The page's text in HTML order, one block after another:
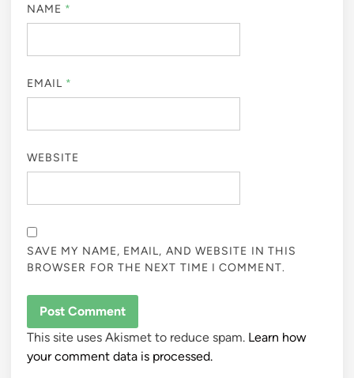
NAME *
EMAIL *
WEBSITE
SAVE MY NAME, EMAIL, AND WEBSITE IN THIS
BROWSER FOR THE NEXT TIME I COMMENT.
This site uses Akismet to reduce spam. Learn how
your comment data is processed.